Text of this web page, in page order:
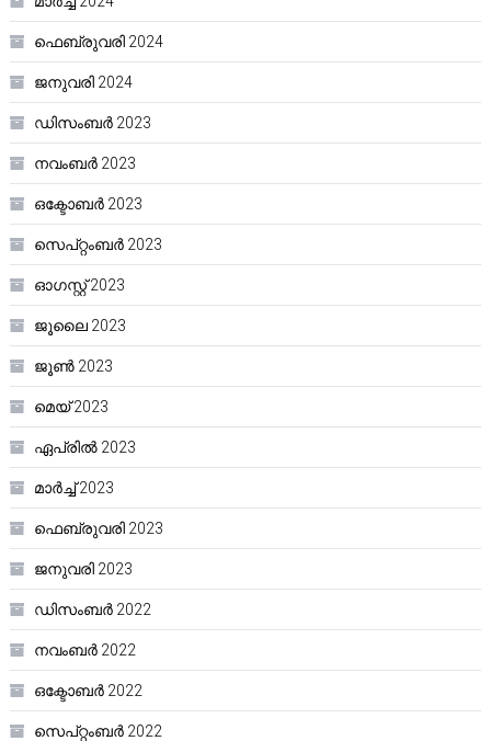
ഫെബ്രുവരി 2024
ജനുവരി 2024
ഡിസംബർ 2023
നവംബർ 2023
ഒക്ടോബർ 2023
സെപ്റ്റംബർ 2023
ഓഗസ്റ്റ്‌ 2023
ജൂലൈ 2023
ജൂൺ 2023
മെയ്‌ 2023
ഏപ്രിൽ 2023
മാർച്ച്‌ 2023
ഫെബ്രുവരി 2023
ജനുവരി 2023
ഡിസംബർ 2022
നവംബർ 2022
ഒക്ടോബർ 2022
സെപ്റ്റംബർ 2022